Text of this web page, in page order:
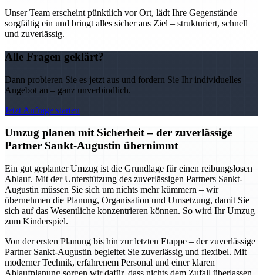
Unser Team erscheint pünktlich vor Ort, lädt Ihre Gegenstände
sorgfältig ein und bringt alles sicher ans Ziel – strukturiert, schnell
und zuverlässig.
Alle Fragen geklärt?
Dann probieren Sie es jetzt aus und fordern Sie Ihr individuelles
Angebot an – ganz unverbindlich.
Jetzt Anfrage starten
Umzug planen mit Sicherheit – der zuverlässige
Partner Sankt-Augustin übernimmt
Ein gut geplanter Umzug ist die Grundlage für einen reibungslosen
Ablauf. Mit der Unterstützung des zuverlässigen Partners Sankt-
Augustin müssen Sie sich um nichts mehr kümmern – wir
übernehmen die Planung, Organisation und Umsetzung, damit Sie
sich auf das Wesentliche konzentrieren können. So wird Ihr Umzug
zum Kinderspiel.
Von der ersten Planung bis hin zur letzten Etappe – der zuverlässige
Partner Sankt-Augustin begleitet Sie zuverlässig und flexibel. Mit
moderner Technik, erfahrenem Personal und einer klaren
Ablaufplanung sorgen wir dafür, dass nichts dem Zufall überlassen